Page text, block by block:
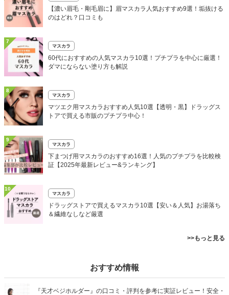
【濃い眉毛・剛毛眉に】眉マスカラ人気おすすめ9選！垢抜ける
のはどれ？口コミも
7
マスカラ
60代におすすめの人気マスカラ10選！プチプラを中心に厳選！
ダマにならない塗り方も解説
8
マスカラ
マツエク用マスカラおすすめ人気10選【透明・黒】ドラッグス
トアで買える市販のプチプラ中心！
9
マスカラ
下まつげ用マスカラのおすすめ16選！人気のプチプラを比較検
証【2025年最新レビュー&ランキング】
10
マスカラ
ドラッグストアで買えるマスカラ10選【安い＆人気】お湯落ち
＆繊維なしなど厳選
>>もっと見る
おすすめ情報
『天才ベジホルダー』の口コミ・評判を参考に実証レビュー！安全・